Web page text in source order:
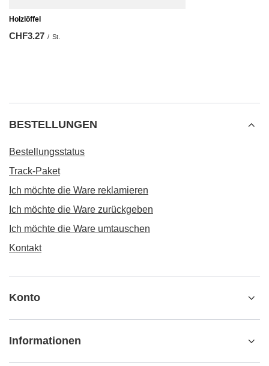
Holzlöffel
CHF3.27 / St.
BESTELLUNGEN
Bestellungsstatus
Track-Paket
Ich möchte die Ware reklamieren
Ich möchte die Ware zurückgeben
Ich möchte die Ware umtauschen
Kontakt
Konto
Informationen